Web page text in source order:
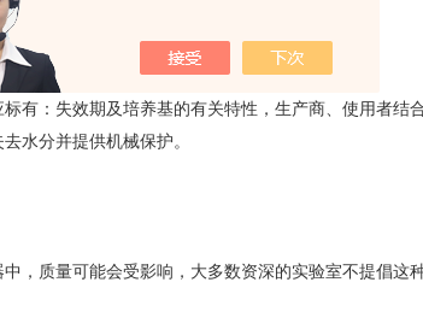
有：失效期及培养基的有关特性，生产商、使用者
水分并提供机械保护。
，质量可能会受影响，大多数资深的实验室不提倡